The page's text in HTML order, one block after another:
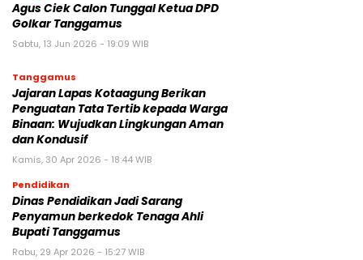
Agus Ciek Calon Tunggal Ketua DPD
Golkar Tanggamus
Sabtu, 13 Jun 2026 - 19:09 WIB
Tanggamus
Jajaran Lapas Kotaagung Berikan
Penguatan Tata Tertib kepada Warga
Binaan: Wujudkan Lingkungan Aman
dan Kondusif
Kamis, 30 Apr 2026 - 18:44 WIB
Pendidikan
Dinas Pendidikan Jadi Sarang
Penyamun berkedok Tenaga Ahli
Bupati Tanggamus
Rabu, 29 Apr 2026 - 15:27 WIB